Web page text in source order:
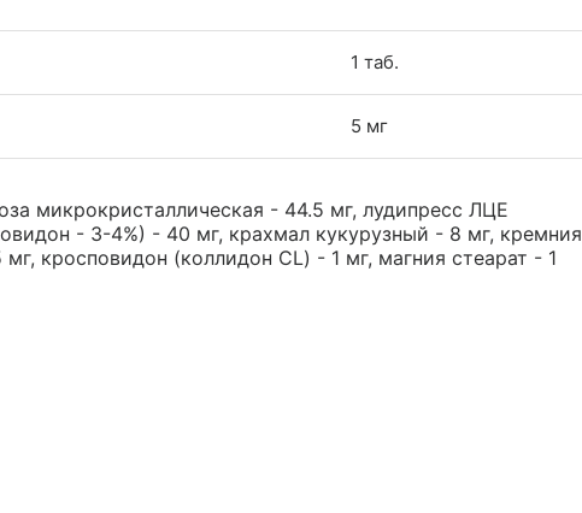
1 таб.
5 мг
микрокристаллическая - 44.5 мг, лудипресс ЛЦЕ
- 3-4%) - 40 мг, крахмал кукурузный - 8 мг, кремния
кросповидон (коллидон CL) - 1 мг, магния стеарат - 1